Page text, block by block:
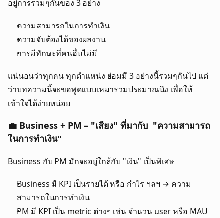
อยู่การรวมๆกันของ 3 อย่าง
ความสามารถในการทำเงิน
ความจับต้องได้ของผลงาน
การมีทักษะที่คนอื่นไม่มี
แน่นอนว่าทุกคน ทุกตำแหน่ง ย่อมมี 3 อย่างนี้รวมๆกันไป แต่
ว่าบทความนี้จะขอพูดแบบเหมารวมประมาณนึง เพื่อให้
เข้าใจได้ง่ายหน่อย
💼 Business + PM – "เสียง" ที่มากับ  "ความสามารถ
ในการทำเงิน"
Business กับ PM มักจะอยู่ใกล้กับ "เงิน" เป็นพิเศษ
Business มี KPI เป็นรายได้ หรือ กำไร ฯลฯ → ความ
สามารถในการทำเงิน
PM มี KPI เป็น metric ต่างๆ เช่น จำนวน user หรือ MAU